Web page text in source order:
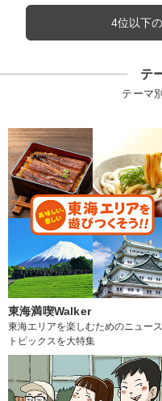
4位以下
テ
テーマ
東海満喫Walker
東海エリアを楽しむためのニュー
トピックスを大特集